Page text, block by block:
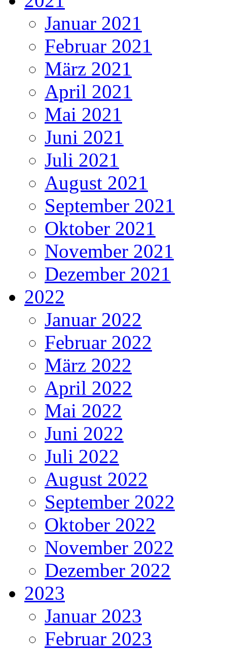
Januar 2021
Februar 2021
März 2021
April 2021
Mai 2021
Juni 2021
Juli 2021
August 2021
September 2021
Oktober 2021
November 2021
Dezember 2021
2022
Januar 2022
Februar 2022
März 2022
April 2022
Mai 2022
Juni 2022
Juli 2022
August 2022
September 2022
Oktober 2022
November 2022
Dezember 2022
2023
Januar 2023
Februar 2023